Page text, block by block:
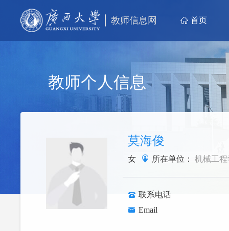
教师信息网 首页
教师个人信息
莫海俊
女 所在单位： 机械工
联系电话
Email